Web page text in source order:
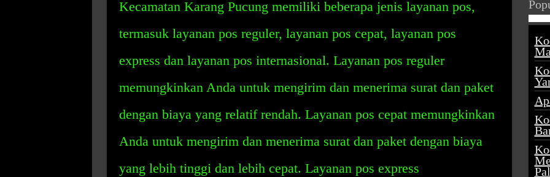
Kecamatan Karang Pucung memiliki beberapa jenis layanan pos,
termasuk layanan pos reguler, layanan pos cepat, layanan pos
express dan layanan pos internasional. Layanan pos reguler
memungkinkan Anda untuk mengirim dan menerima surat dan paket
dengan biaya yang relatif rendah. Layanan pos cepat memungkinkan
Anda untuk mengirim dan menerima surat dan paket dengan biaya
yang lebih tinggi dan lebih cepat. Layanan pos express